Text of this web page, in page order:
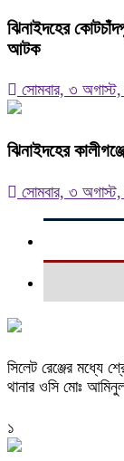
ঝিনাইদহের
আটক
সোমবার, ৩
ঝিনাইদহের
সোমবার, ৩
সিলেট রেঞ্জের মধ্যে
থানার ওসি মোঃ
১